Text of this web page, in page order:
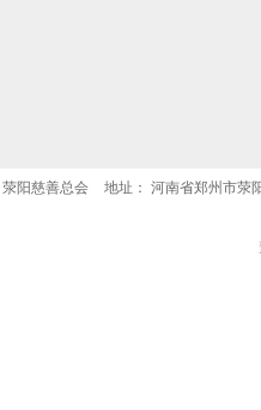
荥阳慈善总会 地址： 河南省郑州市荥